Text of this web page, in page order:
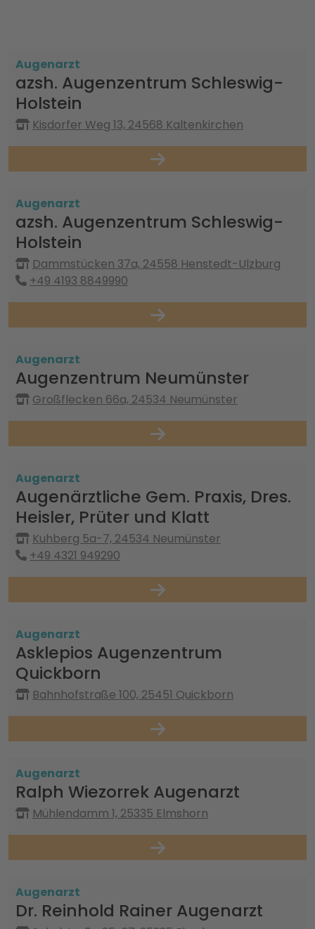
Augenarzt
azsh. Augenzentrum Schleswig-
Holstein
Kisdorfer Weg 13, 24568 Kaltenkirchen
Augenarzt
azsh. Augenzentrum Schleswig-
Holstein
Dammstücken 37a, 24558 Henstedt-Ulzburg
+49 4193 8849990
Augenarzt
Augenzentrum Neumünster
Großflecken 66a, 24534 Neumünster
Augenarzt
Augenärztliche Gem. Praxis, Dres.
Heisler, Prüter und Klatt
Kuhberg 5a-7, 24534 Neumünster
+49 4321 949290
Augenarzt
Asklepios Augenzentrum
Quickborn
Bahnhofstraße 100, 25451 Quickborn
Augenarzt
Ralph Wiezorrek Augenarzt
Mühlendamm 1, 25335 Elmshorn
Augenarzt
Dr. Reinhold Rainer Augenarzt